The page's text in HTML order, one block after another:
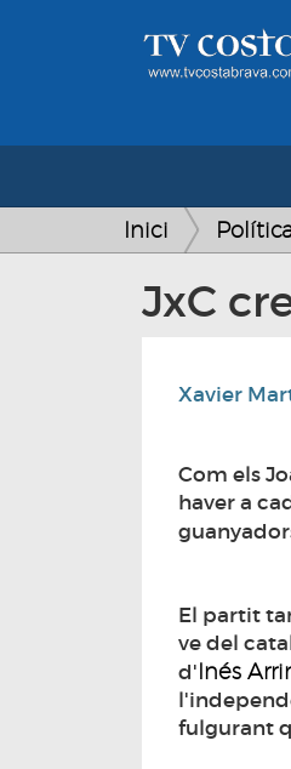
Inici
JxC
Xavier
Com els
haver a
El partit
ve del
d'Inés
fulgurant